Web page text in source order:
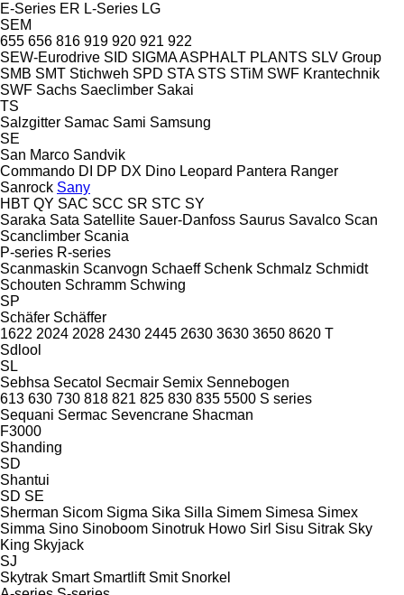
E-Series ER L-Series LG
SEM
655 656 816 919 920 921 922
SEW-Eurodrive SID SIGMA ASPHALT PLANTS SLV Group
SMB SMT Stichweh SPD STA STS STiM SWF Krantechnik
SWF Sachs Saeclimber Sakai
TS
Salzgitter Samac Sami Samsung
SE
San Marco Sandvik
Commando DI DP DX Dino Leopard Pantera Ranger
Sanrock Sany
HBT QY SAC SCC SR STC SY
Saraka Sata Satellite Sauer-Danfoss Saurus Savalco Scan
Scanclimber Scania
P-series R-series
Scanmaskin Scanvogn Schaeff Schenk Schmalz Schmidt
Schouten Schramm Schwing
SP
Schäfer Schäffer
1622 2024 2028 2430 2445 2630 3630 3650 8620 T
Sdlool
SL
Sebhsa Secatol Secmair Semix Sennebogen
613 630 730 818 821 825 830 835 5500 S series
Sequani Sermac Sevencrane Shacman
F3000
Shanding
SD
Shantui
SD SE
Sherman Sicom Sigma Sika Silla Simem Simesa Simex
Simma Sino Sinoboom Sinotruk Howo Sirl Sisu Sitrak Sky
King Skyjack
SJ
Skytrak Smart Smartlift Smit Snorkel